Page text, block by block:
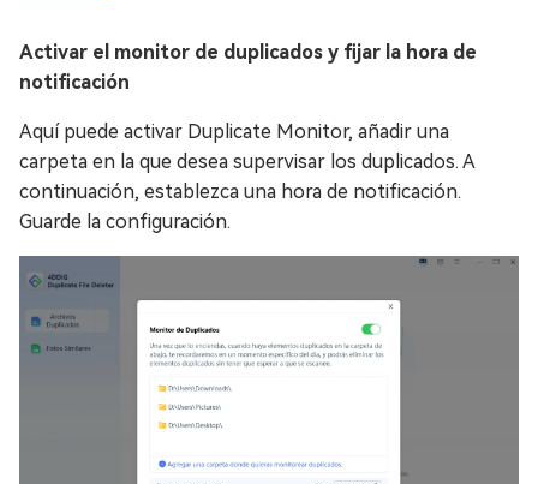
Activar el monitor de duplicados y fijar la hora de
notificación
Aquí puede activar Duplicate Monitor, añadir una
carpeta en la que desea supervisar los duplicados. A
continuación, establezca una hora de notificación.
Guarde la configuración.